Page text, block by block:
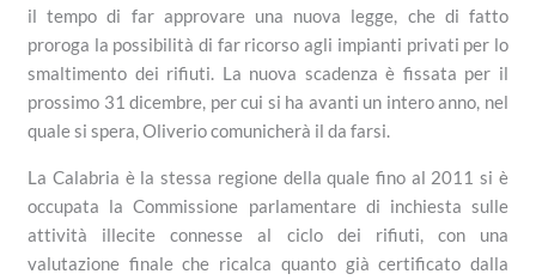
il tempo di far approvare una nuova legge, che di fatto
proroga la possibilità di far ricorso agli impianti privati per lo
smaltimento dei rifiuti. La nuova scadenza è fissata per il
prossimo 31 dicembre, per cui si ha avanti un intero anno, nel
quale si spera, Oliverio comunicherà il da farsi.
La Calabria è la stessa regione della quale fino al 2011 si è
occupata la Commissione parlamentare di inchiesta sulle
attività illecite connesse al ciclo dei rifiuti, con una
valutazione finale che ricalca quanto già certificato dalla